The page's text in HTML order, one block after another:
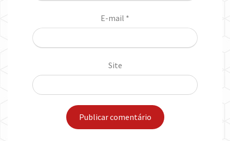
E-mail *
Site